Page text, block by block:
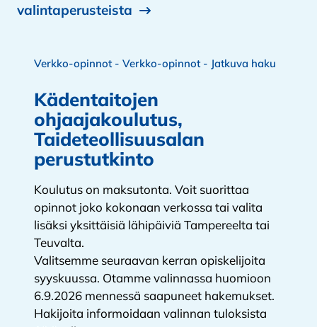
valintaperusteista
Verkko-opinnot - Verkko-opinnot - Jatkuva haku
Kädentaitojen
ohjaajakoulutus,
Taideteollisuusalan
perustutkinto
Koulutus on maksutonta. Voit suorittaa
opinnot joko kokonaan verkossa tai valita
lisäksi yksittäisiä lähipäiviä Tampereelta tai
Teuvalta.
Valitsemme seuraavan kerran opiskelijoita
syyskuussa. Otamme valinnassa huomioon
6.9.2026 mennessä saapuneet hakemukset.
Hakijoita informoidaan valinnan tuloksista